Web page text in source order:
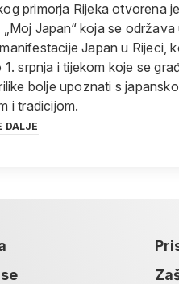
primorja Rijeka otvorena je
Japan“ koja se održava
Japan u Rijeci,
1. srpnja i tijekom koje se
bolje upoznati s
i tradicijom.
DALJE